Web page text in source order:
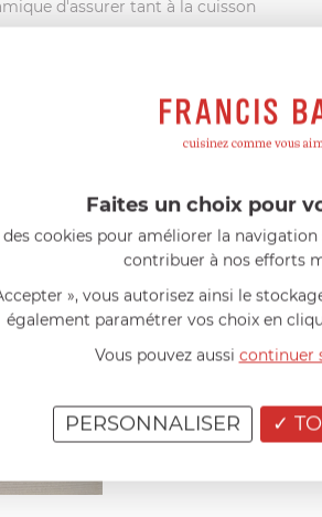
d'assurer tant à la cuisson
Faites un choix pour
cookies pour améliorer la
contribuer à nos efforts
», vous autorisez ainsi le
également paramétrer vos choix en
Vous pouvez aussi continuer
PERSONNALISER